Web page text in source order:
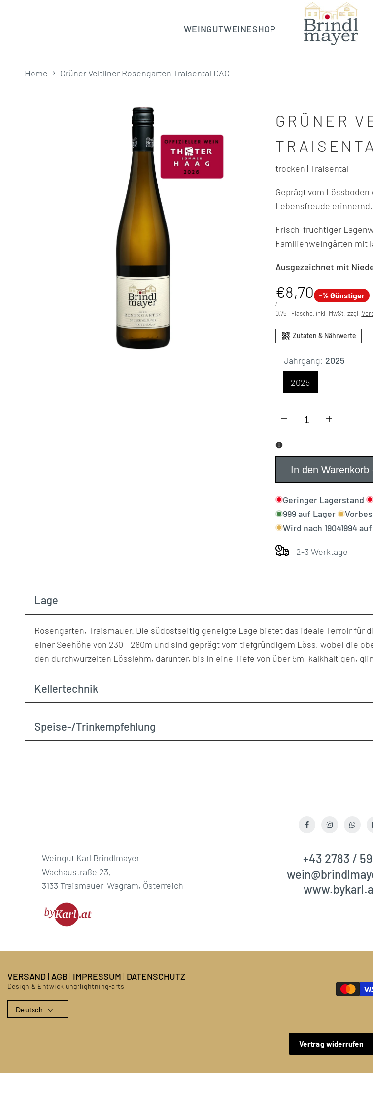
WEINGUTWEINESHOP
Home Grüner Veltliner Rosengarten Traisental DAC
GRÜNER
trocken | Traisental
Geprägt vom
Lebensfreude erinnernd.
Frisch-fruchtiger
Familienweingärten mit
Ausgezeichnet mit
Aktionspreis
€8,70
EINZELPREIS
/PER
-% Günstiger
0,75 l Flasche, inkl. MwSt. zzgl.
Jahrgang: 2025
2025
I18n
Error:
Missing
value
"product"
for
product
I18n
Missing
value
"product"
for
product
In den Warenkorb
Geringer Lagerstand
999auf Lager
Wird nach 19041994auf
2-3 Werktage
Lage
Rosengarten, Traismauer. Die südostseitig geneigte Lage bietet das ideale Terroir für
einer Seehöhe von 230 - 280m und sind geprägt vom tiefgründigem Löss, wobei die
den durchwurzelten Lösslehm, darunter, bis in eine Tiefe von über 5m, kalkhaltigen,
Kellertechnik
Speise-/Trinkempfehlung
Weingut Karl Brindlmayer
Wachaustraße 23,
3133 Traismauer-Wagram, Österreich
+43 2783 /
FacebookInstagram
VERSAND | AGB | IMPRESSUM | DATENSCHUTZ
Design & Entwicklung:lightning-arts
Deutsch
Vertrag widerrufen